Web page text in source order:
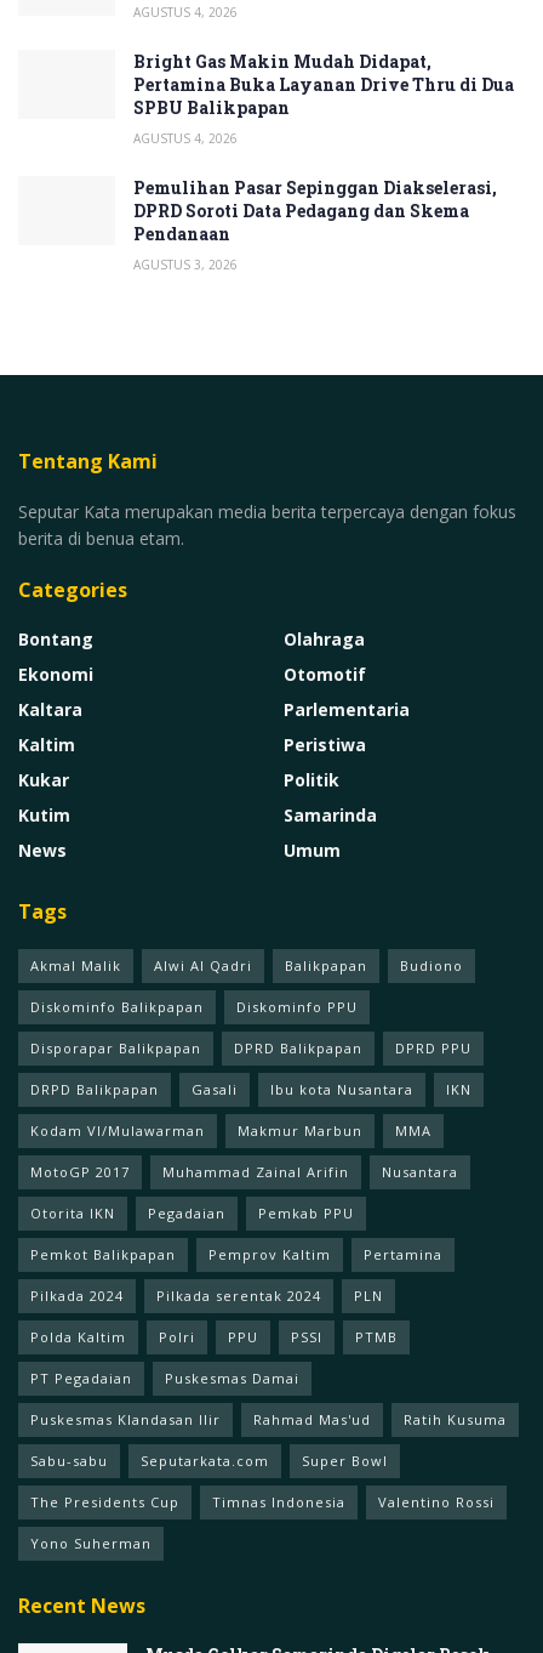
AGUSTUS 4, 2026
Bright Gas Makin Mudah Didapat,
Pertamina Buka Layanan Drive Thru di Dua
SPBU Balikpapan
AGUSTUS 4, 2026
Pemulihan Pasar Sepinggan Diakselerasi,
DPRD Soroti Data Pedagang dan Skema
Pendanaan
AGUSTUS 3, 2026
Tentang Kami
Seputar Kata merupakan media berita terpercaya dengan fokus
berita di benua etam.
Categories
Bontang
Ekonomi
Kaltara
Kaltim
Kukar
Kutim
News
Olahraga
Otomotif
Parlementaria
Peristiwa
Politik
Samarinda
Umum
Tags
Akmal Malik Alwi Al Qadri Balikpapan Budiono
Diskominfo Balikpapan Diskominfo PPU
Disporapar Balikpapan DPRD Balikpapan DPRD PPU
DRPD Balikpapan Gasali Ibu kota Nusantara IKN
Kodam Vl/Mulawarman Makmur Marbun MMA
MotoGP 2017 Muhammad Zainal Arifin Nusantara
Otorita IKN Pegadaian Pemkab PPU
Pemkot Balikpapan Pemprov Kaltim Pertamina
Pilkada 2024 Pilkada serentak 2024 PLN
Polda Kaltim Polri PPU PSSI PTMB
PT Pegadaian Puskesmas Damai
Puskesmas Klandasan Ilir Rahmad Mas'ud Ratih Kusuma
Sabu-sabu Seputarkata.com Super Bowl
The Presidents Cup Timnas Indonesia Valentino Rossi
Yono Suherman
Recent News